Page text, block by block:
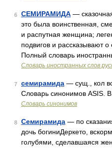
6 СЕМИРАМИДА —
это была воинственная,
и распутная женщина;
подвигов и рассказывают
Полный словарь
Словарь иностранных слов
7 семирамида — сущ., кол
Словарь синонимов ASIS.
Словарь синонимов
8 Семирамида — по
дочь богиниДеркето,
голубями, сделавшаяся